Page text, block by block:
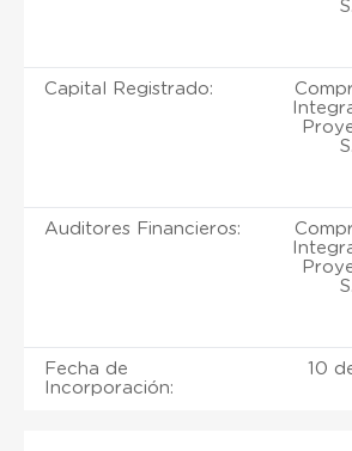
Capital Registrado:
Auditores Financieros:
Fecha de
Incorporación:
10